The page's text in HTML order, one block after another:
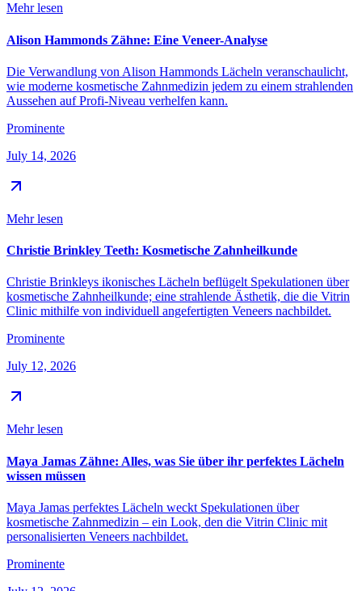
Mehr lesen
Alison Hammonds Zähne: Eine Veneer-Analyse
Die Verwandlung von Alison Hammonds Lächeln veranschaulicht,
wie moderne kosmetische Zahnmedizin jedem zu einem strahlenden
Aussehen auf Profi-Niveau verhelfen kann.
Prominente
July 14, 2026
Mehr lesen
Christie Brinkley Teeth: Kosmetische Zahnheilkunde
Christie Brinkleys ikonisches Lächeln beflügelt Spekulationen über
kosmetische Zahnheilkunde; eine strahlende Ästhetik, die die Vitrin
Clinic mithilfe von individuell angefertigten Veneers nachbildet.
Prominente
July 12, 2026
Mehr lesen
Maya Jamas Zähne: Alles, was Sie über ihr perfektes Lächeln
wissen müssen
Maya Jamas perfektes Lächeln weckt Spekulationen über
kosmetische Zahnmedizin – ein Look, den die Vitrin Clinic mit
personalisierten Veneers nachbildet.
Prominente